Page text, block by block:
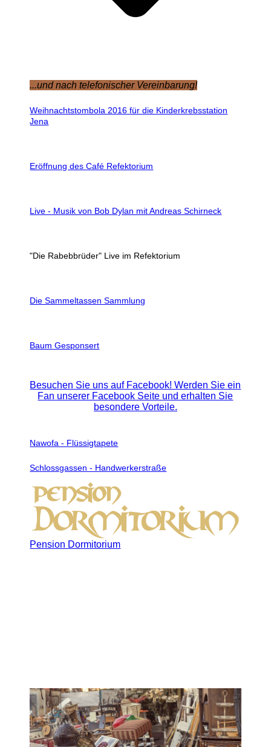
...und nach telefonischer Vereinbarung!
Weihnachtstombola 2016 für die Kinderkrebsstation
Jena
Eröffnung des Café Refektorium
Live - Musik von Bob Dylan mit Andreas Schirneck
"Die Rabebbrüder" Live im Refektorium
Die Sammeltassen Sammlung
Baum Gesponsert
Besuchen Sie uns auf Facebook! Werden Sie ein
Fan unserer Facebook Seite und erhalten Sie
besondere Vorteile.
Nawofa - Flüssigtapete
Schlossgassen - Handwerkerstraße
Pension Dormitorium